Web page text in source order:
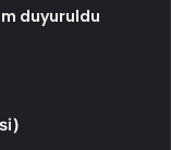
duyuruldu